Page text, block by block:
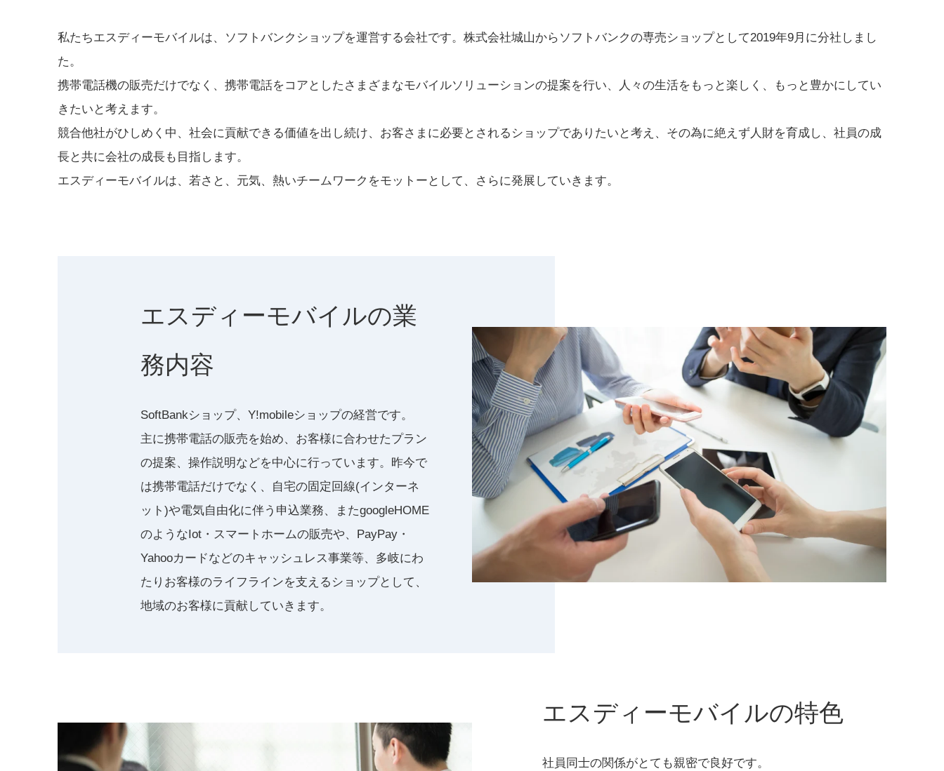
私たちエスディーモバイルは、ソフトバンクショップを運営する会社です。株式会社城山からソフトバンクの専売ショップとして2019年9月に分社しまし
た。
携帯電話機の販売だけでなく、携帯電話をコアとしたさまざまなモバイルソリューションの提案を行い、人々の生活をもっと楽しく、もっと豊かにしてい
きたいと考えます。
競合他社がひしめく中、社会に貢献できる価値を出し続け、お客さまに必要とされるショップでありたいと考え、その為に絶えず人財を育成し、社員の成
長と共に会社の成長も目指します。
エスディーモバイルは、若さと、元気、熱いチームワークをモットーとして、さらに発展していきます。
エスディーモバイルの業
務内容
SoftBankショップ、Y!mobileショップの経営です。
主に携帯電話の販売を始め、お客様に合わせたプラン
の提案、操作説明などを中心に行っています。昨今で
は携帯電話だけでなく、自宅の固定回線(インターネ
ット)や電気自由化に伴う申込業務、またgoogleHOME
のようなIot・スマートホームの販売や、PayPay・
Yahooカードなどのキャッシュレス事業等、多岐にわ
たりお客様のライフラインを支えるショップとして、
地域のお客様に貢献していきます。
エスディーモバイルの特色
社員同士の関係がとても親密で良好です。